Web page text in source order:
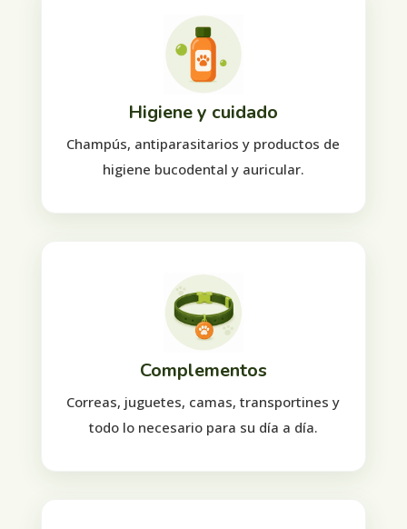
Higiene y cuidado
Champús, antiparasitarios y productos de
higiene bucodental y auricular.
Complementos
Correas, juguetes, camas, transportines y
todo lo necesario para su día a día.